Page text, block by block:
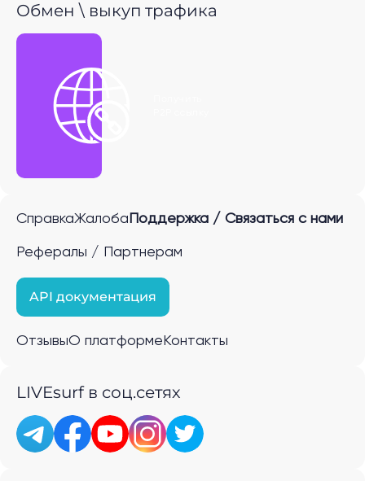
Обмен \ выкуп трафика
СправкаЖалоба Поддержка / Связаться с нами
Рефералы / Партнерам
API документация
ОтзывыО платформе Контакты
LIVEsurf в соц.сетях